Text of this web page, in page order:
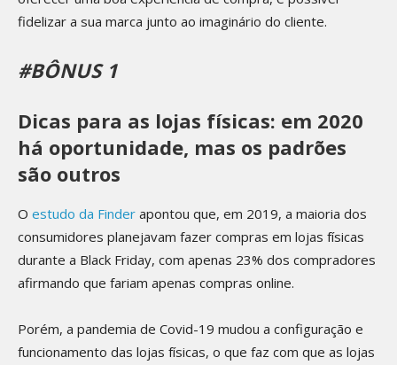
fidelizar a sua marca junto ao imaginário do cliente.
#BÔNUS 1
Dicas para as lojas físicas: em 2020
há oportunidade, mas os padrões
são outros
O estudo da Finder apontou que, em 2019, a maioria dos
consumidores planejavam fazer compras em lojas físicas
durante a Black Friday, com apenas 23% dos compradores
afirmando que fariam apenas compras online.
Porém, a pandemia de Covid-19 mudou a configuração e
funcionamento das lojas físicas, o que faz com que as lojas